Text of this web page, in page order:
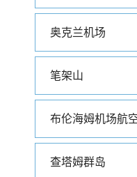
奥克兰机场
笔架山
查塔姆群岛